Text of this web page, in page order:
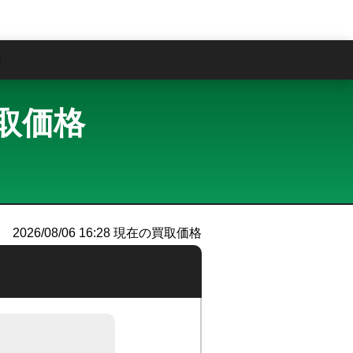
価格
2026/08/06 16:28 現在の買取価格